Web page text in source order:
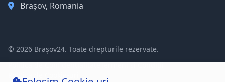
Brașov, Romania
© 2026 Brașov24. Toate drepturile rezervate.
Politica de ConfidențialitateTermeni și Condiții
Politica de Cookie-uri